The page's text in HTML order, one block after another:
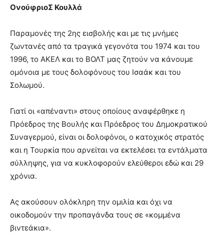
ΟνούφριοΣ Κουλλά
Παραμονές της 2ης εισβολής και με τις μνήμες
ζωντανές από τα τραγικά γεγονότα του 1974 και του
1996, το ΑΚΕΛ και το ΒΟΛΤ μας ζητούν να κάνουμε
ομόνοια με τους δολοφόνους του Ισαάκ και του
Σολωμού.
Γιατί οι «απέναντι» στους οποίους αναφέρθηκε η
Πρόεδρος της Βουλής και Πρόεδρος του Δημοκρατικού
Συναγερμού, είναι οι δολοφόνοι, ο κατοχικός στρατός
και η Τουρκία που αρνείται να εκτελέσει τα εντάλματα
σύλληψης, για να κυκλοφορούν ελεύθεροι εδώ και 29
χρόνια.
Ας ακούσουν ολόκληρη την ομιλία και όχι να
οικοδομούν την προπαγάνδα τους σε «κομμένα
βιντεάκια».